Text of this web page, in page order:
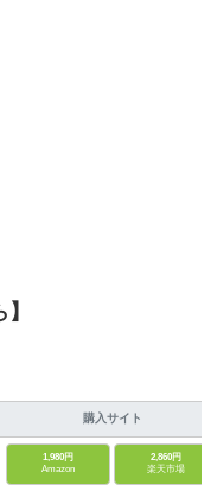
購入サイト
1,980円
Amazon
2,860円
楽天市場